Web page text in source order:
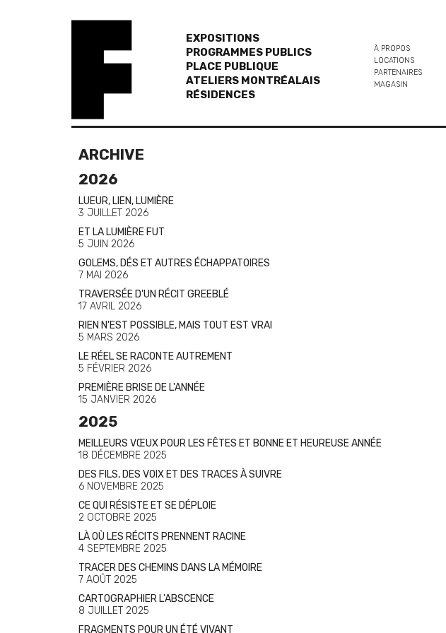
EXPOSITIONS
PROGRAMMES PUBLICS
PLACE PUBLIQUE
ATELIERS MONTRÉALAIS
RÉSIDENCES
À PROPOS
LOCATIONS
PARTENAIRES
MAGASIN
ARCHIVE
2026
LUEUR, LIEN, LUMIÈRE
3 JUILLET 2026
ET LA LUMIÈRE FUT
5 JUIN 2026
GOLEMS, DÉS ET AUTRES ÉCHAPPATOIRES
7 MAI 2026
TRAVERSÉE D'UN RÉCIT GREEBLÉ
17 AVRIL 2026
RIEN N'EST POSSIBLE, MAIS TOUT EST VRAI
5 MARS 2026
LE RÉEL SE RACONTE AUTREMENT
5 FÉVRIER 2026
PREMIÈRE BRISE DE L'ANNÉE
15 JANVIER 2026
2025
MEILLEURS VŒUX POUR LES FÊTES ET BONNE ET HEUREUSE ANNÉE
18 DÉCEMBRE 2025
DES FILS, DES VOIX ET DES TRACES À SUIVRE
6 NOVEMBRE 2025
CE QUI RÉSISTE ET SE DÉPLOIE
2 OCTOBRE 2025
LÀ OÙ LES RÉCITS PRENNENT RACINE
4 SEPTEMBRE 2025
TRACER DES CHEMINS DANS LA MÉMOIRE
7 AOÛT 2025
CARTOGRAPHIER L'ABSCENCE
8 JUILLET 2025
FRAGMENTS POUR UN ÉTÉ VIVANT